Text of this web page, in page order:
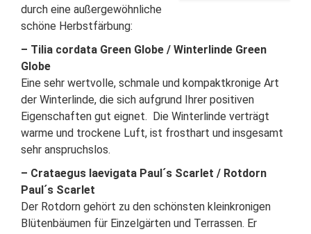
durch eine außergewöhnliche
schöne Herbstfärbung:
– Tilia cordata Green Globe / Winterlinde Green
Globe
Eine sehr wertvolle, schmale und kompaktkronige Art
der Winterlinde, die sich aufgrund Ihrer positiven
Eigenschaften gut eignet. Die Winterlinde verträgt
warme und trockene Luft, ist frosthart und insgesamt
sehr anspruchslos.
– Crataegus laevigata Paul´s Scarlet / Rotdorn
Paul´s Scarlet
Der Rotdorn gehört zu den schönsten kleinkronigen
Blütenbäumen für Einzelgärten und Terrassen. Er